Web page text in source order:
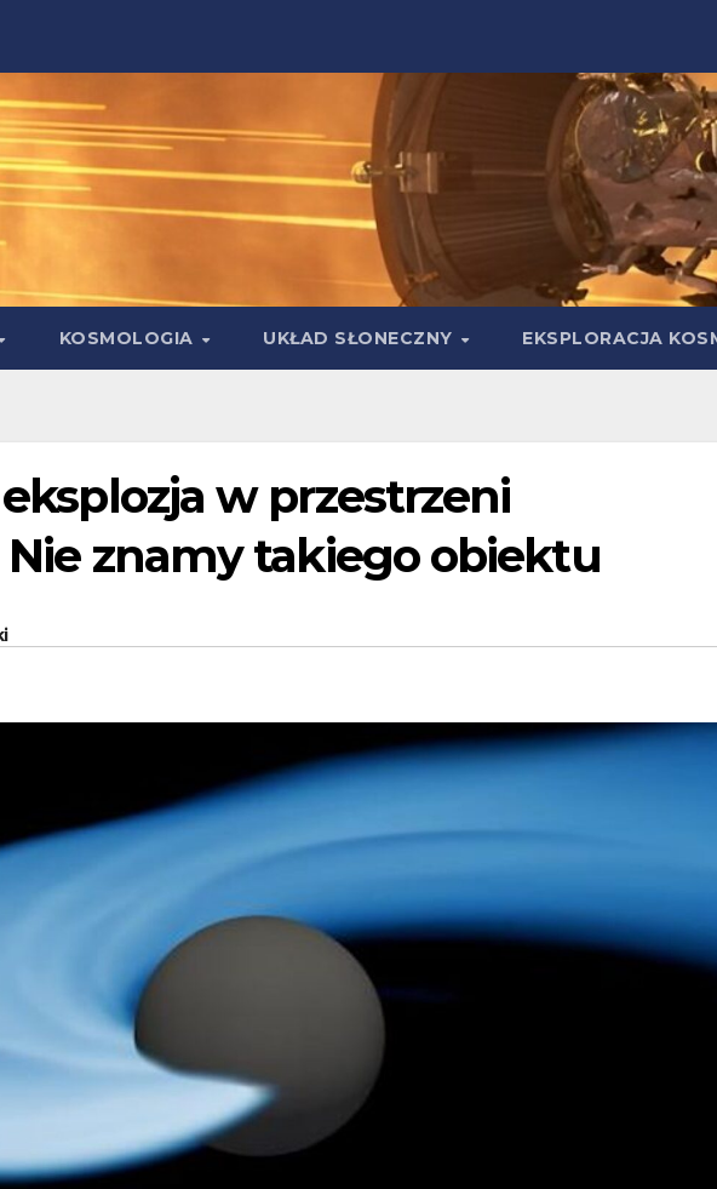
KOSMOLOGIA UKŁAD SŁONECZNY EKSPLORACJA
w przestrzeni
Nie znamy takiego obiektu